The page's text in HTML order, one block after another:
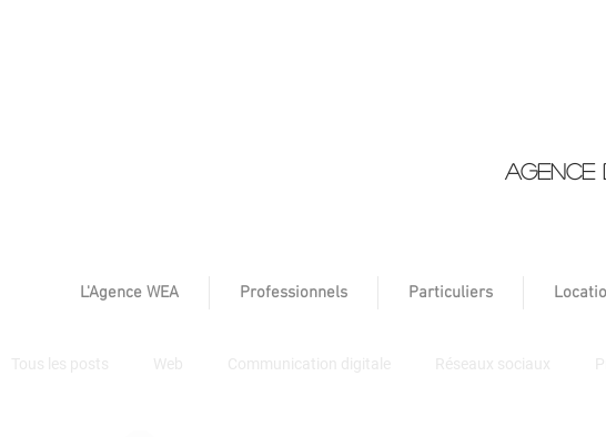
Agence
L'Agence WEA Professionnels Particuliers